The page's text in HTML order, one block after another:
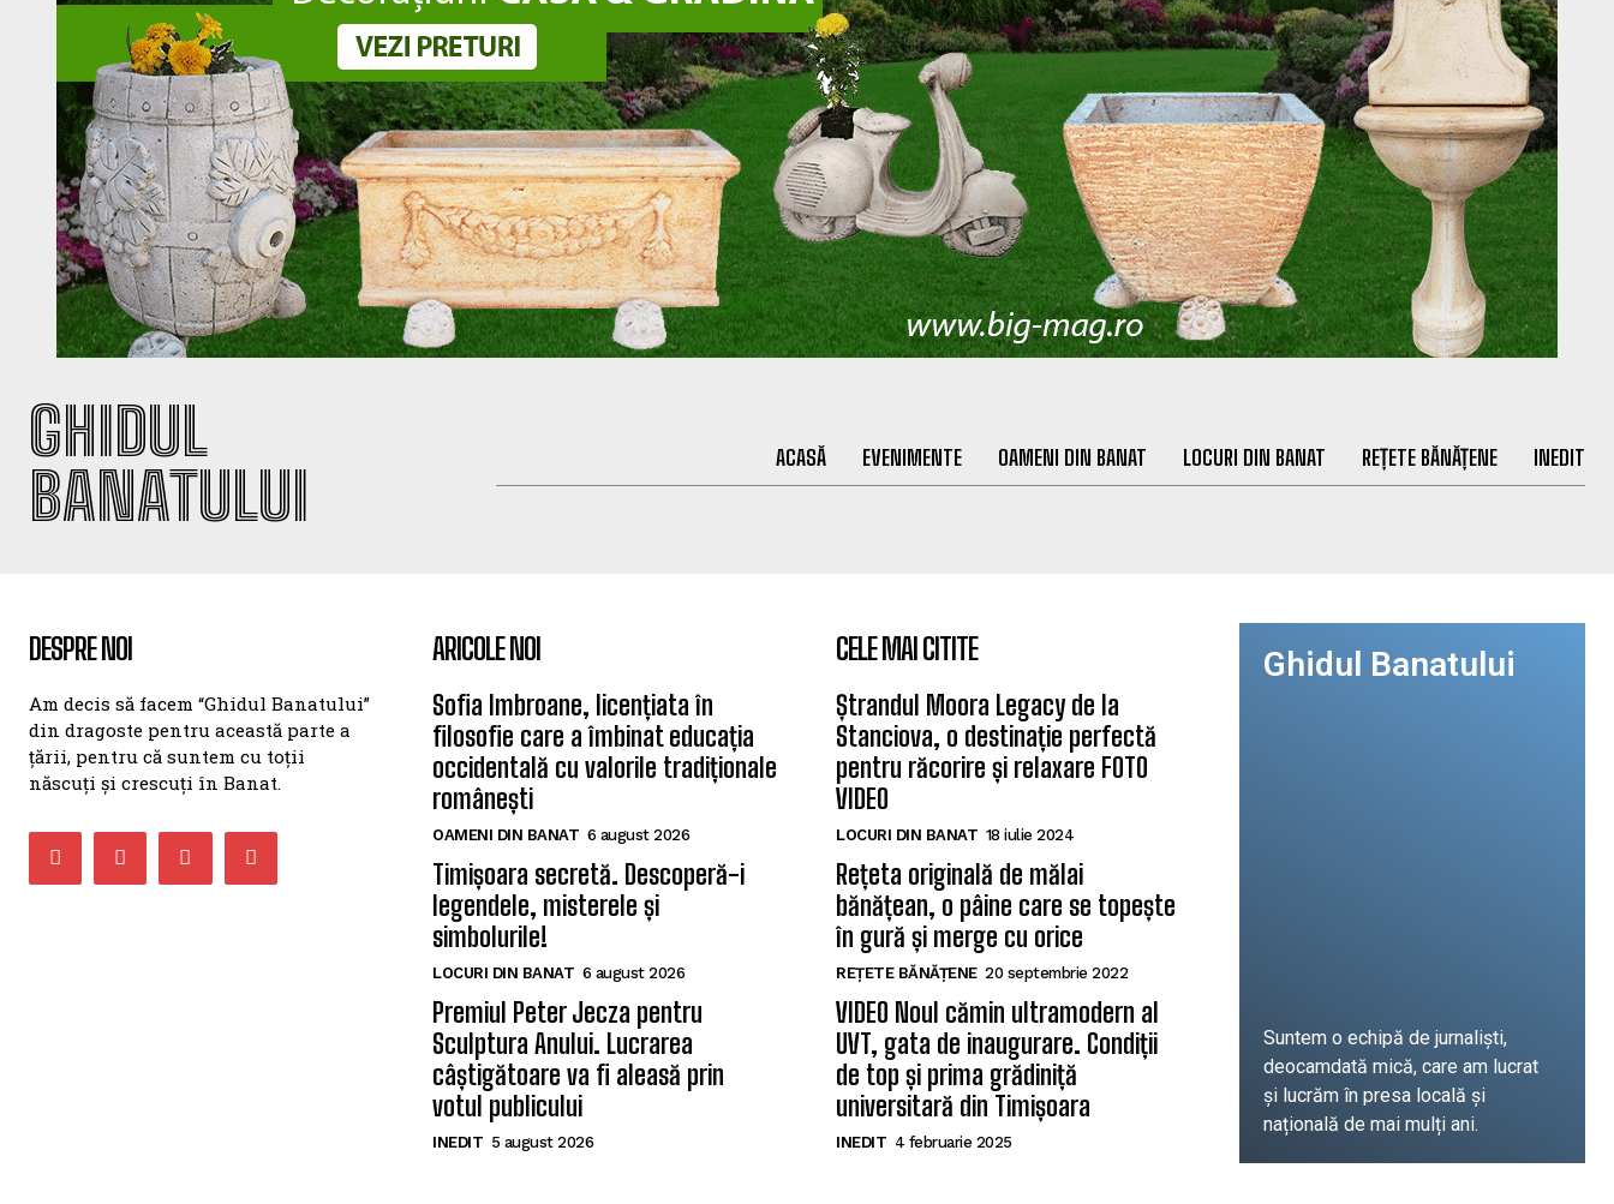
GHIDUL
BANATULUI
ACASĂ EVENIMENTE OAMENI DIN BANAT LOCURI DIN BANAT REȚETE BĂNĂȚENE INEDIT
DESPRE NOI
Am decis să facem “Ghidul Banatului”
din dragoste pentru această parte a
țării, pentru că suntem cu toții
născuți și crescuți în Banat.
ARICOLE NOI
Sofia Imbroane, licențiata în
filosofie care a îmbinat educația
occidentală cu valorile tradiționale
românești
OAMENI DIN BANAT 6 august 2026
Timișoara secretă. Descoperă-i
legendele, misterele și
simbolurile!
LOCURI DIN BANAT 6 august 2026
Premiul Peter Jecza pentru
Sculptura Anului. Lucrarea
câștigătoare va fi aleasă prin
votul publicului
INEDIT 5 august 2026
CELE MAI CITITE
Ștrandul Moora Legacy de la
Stanciova, o destinație perfectă
pentru răcorire și relaxare FOTO
VIDEO
LOCURI DIN BANAT 18 iulie 2024
Rețeta originală de mălai
bănățean, o pâine care se topește
în gură și merge cu orice
REȚETE BĂNĂȚENE 20 septembrie 2022
VIDEO Noul cămin ultramodern al
UVT, gata de inaugurare. Condiții
de top și prima grădiniță
universitară din Timișoara
INEDIT 4 februarie 2025
Ghidul Banatului
Suntem o echipă de jurnaliști,
deocamdată mică, care am lucrat
și lucrăm în presa locală și
națională de mai mulți ani.